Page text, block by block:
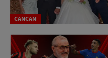
CANCAN